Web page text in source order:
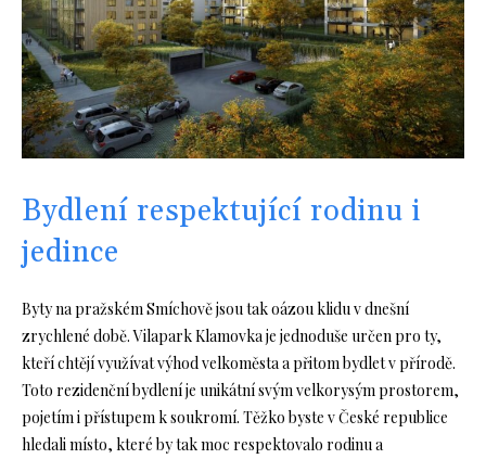
Bydlení respektující rodinu i
jedince
Byty na pražském Smíchově jsou tak oázou klidu v dnešní
zrychlené době. Vilapark Klamovka je jednoduše určen pro ty,
kteří chtějí využívat výhod velkoměsta a přitom bydlet v přírodě.
Toto rezidenční bydlení je unikátní svým velkorysým prostorem,
pojetím i přístupem k soukromí. Těžko byste v České republice
hledali místo, které by tak moc respektovalo rodinu a